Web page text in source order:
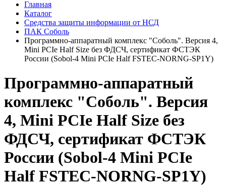
Главная
Каталог
Средства защиты информации от НСД
ПАК Соболь
Программно-аппаратный комплекс "Соболь". Версия 4,
Mini PCIe Half Size без ФДСЧ, сертификат ФСТЭК
России (Sobol-4 Mini PCIe Half FSTEC-NORNG-SP1Y)
Программно-аппаратный
комплекс "Соболь". Версия
4, Mini PCIe Half Size без
ФДСЧ, сертификат ФСТЭК
России (Sobol-4 Mini PCIe
Half FSTEC-NORNG-SP1Y)